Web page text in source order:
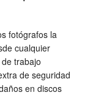
fotógrafos la
cualquier
trabajo
de seguridad
en discos